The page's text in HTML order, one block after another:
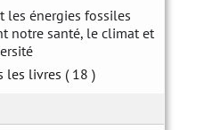
les énergies fossiles
notre santé, le climat et
les livres ( 18 )